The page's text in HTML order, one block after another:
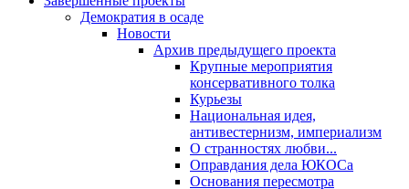
Демократия в осаде
Новости
Архив предыдущего проекта
Крупные мероприятия
консервативного толка
Курьезы
Национальная идея,
антивестернизм, империализм
О странностях любви...
Оправдания дела ЮКОСа
Основания пересмотра